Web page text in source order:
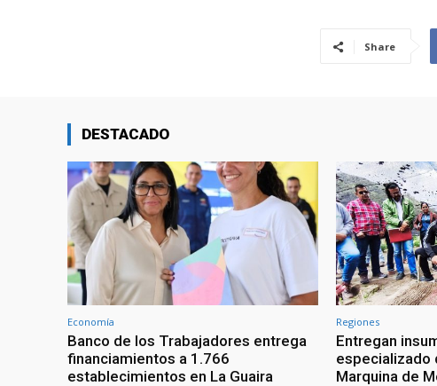
Share
DESTACADO
Economía
Banco de los Trabajadores entrega
financiamientos a 1.766
establecimientos en La Guaira
Regiones
Entregan
especializado
Marquina de